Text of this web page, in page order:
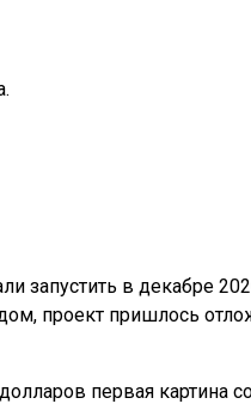
запустить в декабре
проект пришлось
первая картина